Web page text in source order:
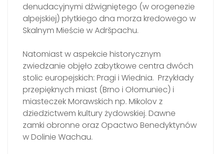
denudacyjnymi dźwigniętego (w orogenezie
alpejskiej) płytkiego dna morza kredowego w
Skalnym Mieście w Adršpachu.
Natomiast w aspekcie historycznym
zwiedzanie objęło zabytkowe centra dwóch
stolic europejskich: Pragi i Wiednia. Przykłady
przepięknych miast (Brno i Ołomuniec) i
miasteczek Morawskich np. Mikolov z
dziedzictwem kultury żydowskiej. Dawne
zamki obronne oraz Opactwo Benedyktynów
w Dolinie Wachau.